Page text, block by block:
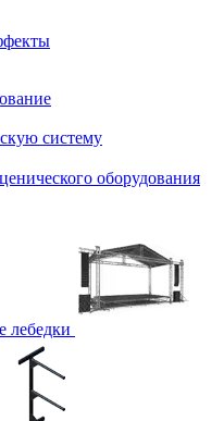
систему
оборудования
лебедки